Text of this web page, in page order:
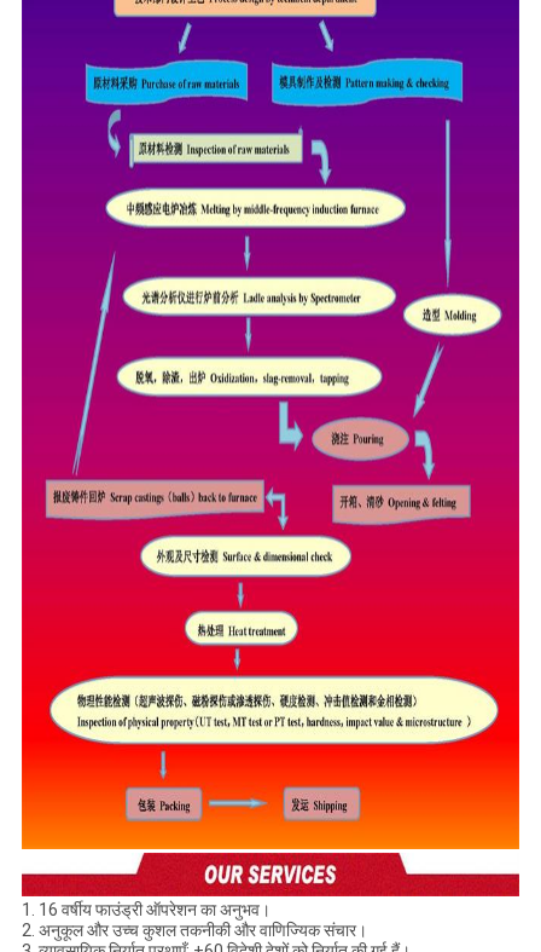
1. 16 वर्षीय फाउंड्री ऑपरेशन का अनुभव।
2. अनुकूल और उच्च कुशल तकनीकी और वाणिज्यिक संचार।